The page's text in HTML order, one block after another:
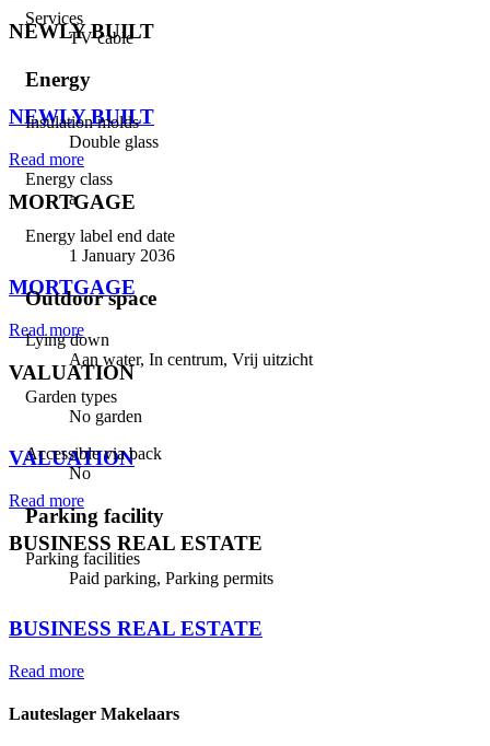
Services
TV cable
Energy
Insulation molds
Double glass
Energy class
a
Energy label end date
1 January 2036
Outdoor space
Lying down
Aan water, In centrum, Vrij uitzicht
Garden types
No garden
Accessible via back
No
Parking facility
Parking facilities
Paid parking, Parking permits
NEWLY BUILT
NEWLY BUILT
Read more
MORTGAGE
MORTGAGE
Read more
VALUATION
VALUATION
Read more
BUSINESS REAL ESTATE
BUSINESS REAL ESTATE
Read more
Lauteslager Makelaars